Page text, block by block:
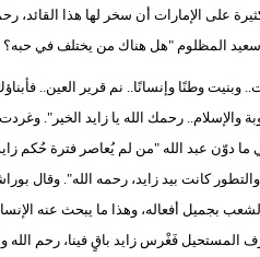
على الإمارات أن سخر لها هذا
المظلوم "هل هناك من يختلف في حبه؟
وطنًا وإنسانًا.. نم قرير العين..
رحمك الله يا زايد الخير". وغردت
ما دوّن عبد الله "من لم يُعاصر فترة حُكم
والتطور كانت بيد زايد، رحمه الله". وقال
بجميل أفعاله، وهذا ما يبحث عنه
فَغْرس زايد باقٍ فينا، رحم الله